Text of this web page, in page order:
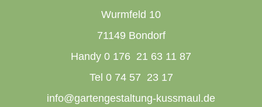
Wurmfeld 10
71149 Bondorf
Handy 0 176 21 63 11 87
Tel 0 74 57 23 17
info@gartengestaltung-kussmaul.de